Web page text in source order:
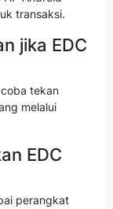
transaksi.
jika EDC
tekan
melalui
EDC
perangkat